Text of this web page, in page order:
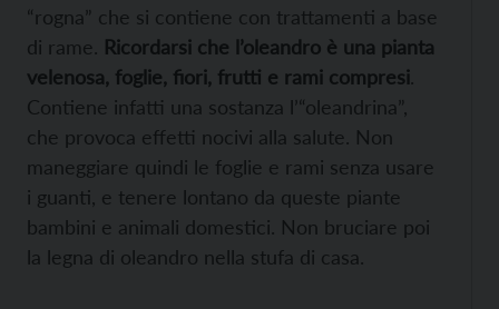
“rogna” che si contiene con trattamenti a base
di rame. Ricordarsi che l’oleandro è una pianta
velenosa, foglie, fiori, frutti e rami compresi.
Contiene infatti una sostanza l’“oleandrina”,
che provoca effetti nocivi alla salute. Non
maneggiare quindi le foglie e rami senza usare
i guanti, e tenere lontano da queste piante
bambini e animali domestici. Non bruciare poi
la legna di oleandro nella stufa di casa.